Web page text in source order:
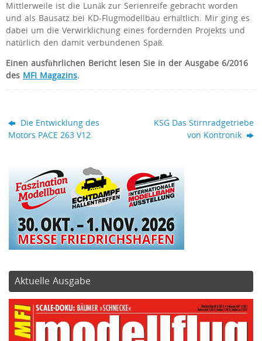
Mittlerweile ist die Lunák zur Serienreife gebracht worden
und als Bausatz bei KD-Flugmodellbau erhältlich. Mir ging es
dabei um die Verwirklichung eines fordernden Projekts und
natürlich den damit verbundenen Spaß.
Einen ausführlichen Bericht lesen Sie in der Ausgabe 6/2016
des MFI Magazins.
Die Entwicklung des
Motors PACE 263 V12
KSG Das Stirnradgetriebe
von Kontronik
Aktuelle Ausgabe